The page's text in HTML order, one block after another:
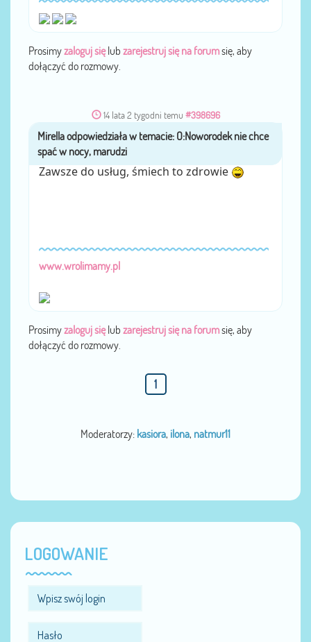
Prosimyzaloguj sięlub zarejestruj się na forumsię, aby
dołączyć do rozmowy.
14 lata 2 tygodni temu #398696
przezMirella
Zawsze do usług, śmiech to zdrowie
www.wrolimamy.pl
Prosimyzaloguj sięlub zarejestruj się na forumsię, aby
dołączyć do rozmowy.
1
Moderatorzy: kasiora, ilona, natmur11
LOGOWANIE